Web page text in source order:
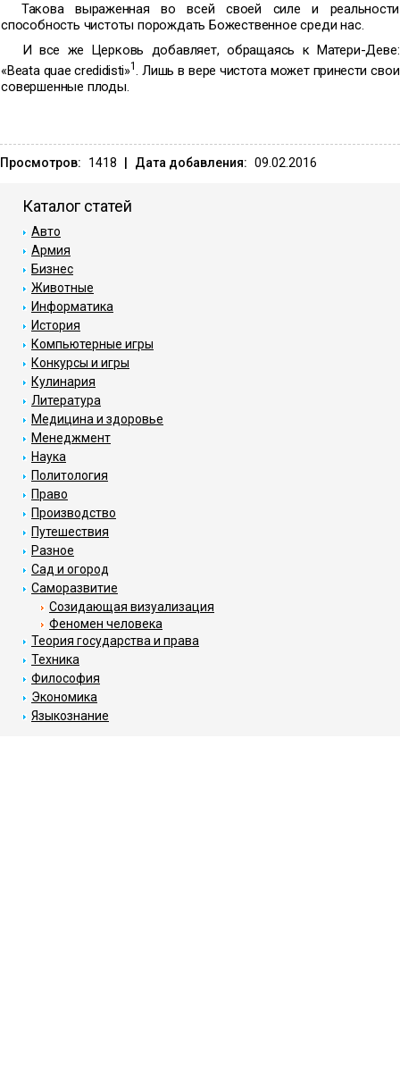
Такова выраженная во всей своей силе и реальности
способность чистоты порождать Божественное среди нас.
И все же Церковь добавляет, обращаясь к Матери-Деве:
«Beata quae credidisti»1. Лишь в вере чистота может принестисвои
совершенные плоды.
Просмотров: 1418 Дата добавления: 09.02.2016
Каталог статей
Авто
Армия
Бизнес
Животные
Информатика
История
Компьютерные игры
Конкурсы и игры
Кулинария
Литература
Медицина и здоровье
Менеджмент
Наука
Политология
Право
Производство
Путешествия
Разное
Сад и огород
Саморазвитие
Созидающая визуализация
Феномен человека
Теория государства и права
Техника
Философия
Экономика
Языкознание